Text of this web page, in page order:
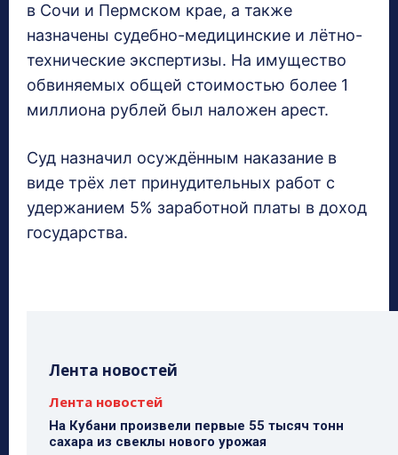
в Сочи и Пермском крае, а также
назначены судебно-медицинские и лётно-
технические экспертизы. На имущество
обвиняемых общей стоимостью более 1
миллиона рублей был наложен арест.
Суд назначил осуждённым наказание в
виде трёх лет принудительных работ с
удержанием 5% заработной платы в доход
государства.
Лента новостей
Лента новостей
На Кубани произвели первые 55 тысяч тонн
сахара из свеклы нового урожая